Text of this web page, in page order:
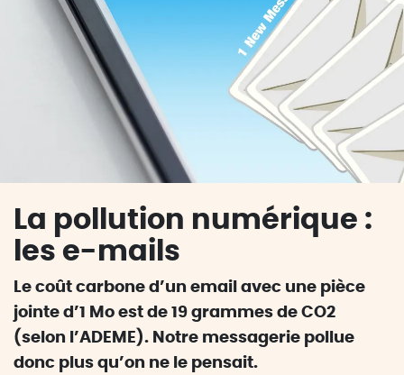
La pollution numérique :
les e-mails
Le coût carbone d’un email avec une pièce
jointe d’1 Mo est de 19 grammes de CO2
(selon l’ADEME). Notre messagerie pollue
donc plus qu’on ne le pensait.